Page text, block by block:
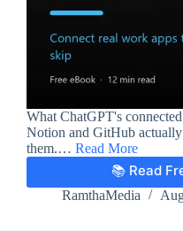
What ChatGPT's
Notion and GitHub
them.… Read More
📚 Read
RamthaMedia